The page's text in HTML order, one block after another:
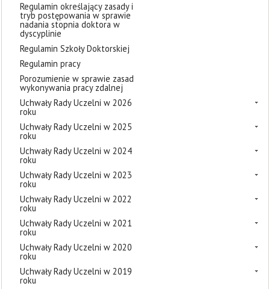
Regulamin określający zasady i
tryb postępowania w sprawie
nadania stopnia doktora w
dyscyplinie
Regulamin Szkoły Doktorskiej
Regulamin pracy
Porozumienie w sprawie zasad
wykonywania pracy zdalnej
Uchwały Rady Uczelni w 2026
roku
Uchwały Rady Uczelni w 2025
roku
Uchwały Rady Uczelni w 2024
roku
Uchwały Rady Uczelni w 2023
roku
Uchwały Rady Uczelni w 2022
roku
Uchwały Rady Uczelni w 2021
roku
Uchwały Rady Uczelni w 2020
roku
Uchwały Rady Uczelni w 2019
roku